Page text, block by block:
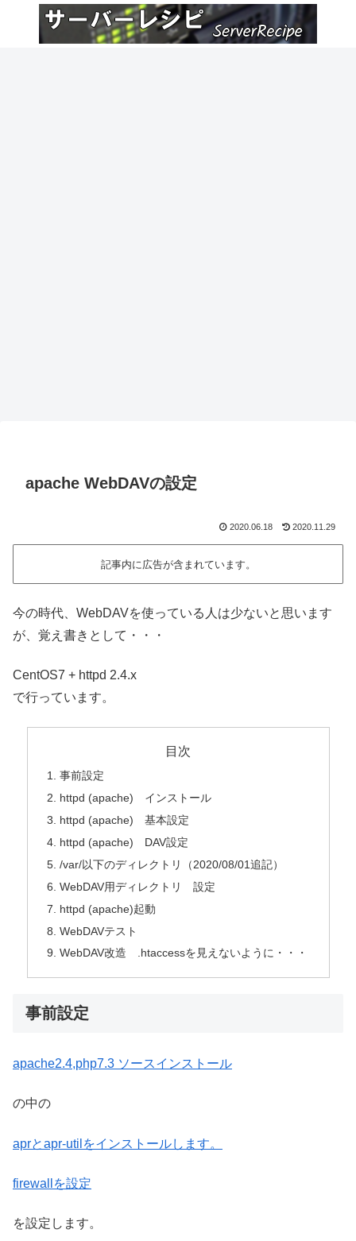
apache WebDAVの設定
2020.06.18 2020.11.29
記事内に広告が含まれています。
今の時代、WebDAVを使っている人は少ないと思います
が、覚え書きとして・・・
CentOS7 + httpd 2.4.x
で行っています。
目次
事前設定
httpd (apache) インストール
httpd (apache) 基本設定
httpd (apache) DAV設定
/var/以下のディレクトリ（2020/08/01追記）
WebDAV用ディレクトリ 設定
httpd (apache)起動
WebDAVテスト
WebDAV改造 .htaccessを見えないように・・・
事前設定
apache2.4,php7.3 ソースインストール
の中の
aprとapr-utilをインストールします。
firewallを設定
を設定します。